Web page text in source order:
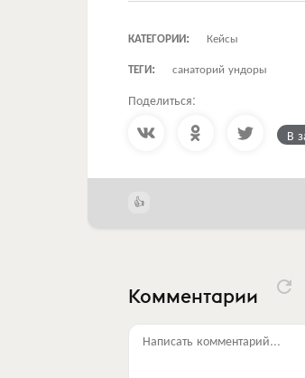
КАТЕГОРИИ:
Кейсы
ТЕГИ:
санаторий ундоры
Поделиться:
В
Комментарии
Написать комментарий...